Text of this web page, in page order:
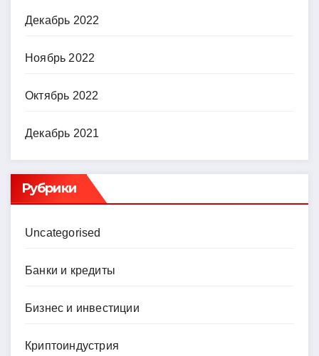
Декабрь 2022
Ноябрь 2022
Октябрь 2022
Декабрь 2021
Рубрики
Uncategorised
Банки и кредиты
Бизнес и инвестиции
Криптоиндустрия